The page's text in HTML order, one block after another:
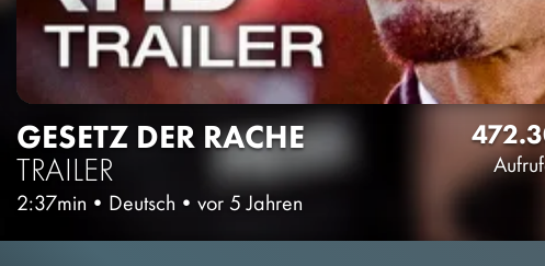
GESETZ DER RACHE
TRAILER
2:37min • Deutsch • vor 5 Jahren